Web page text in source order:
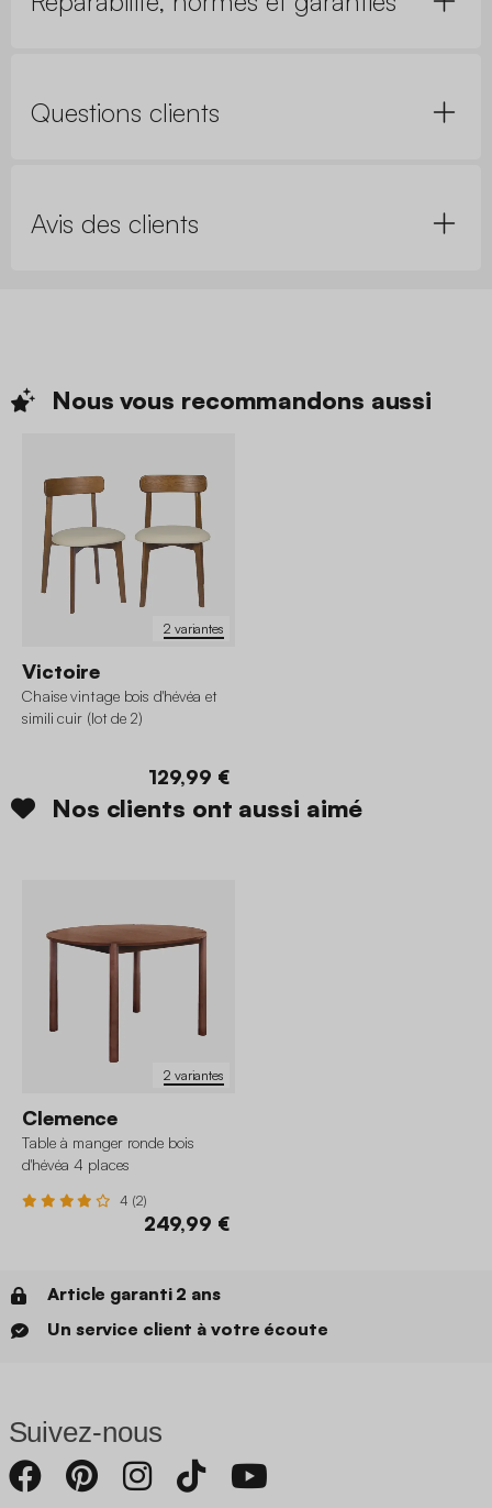
Questions clients
Avis des clients
Nous vous recommandons aussi
2 variantes
Victoire
Chaise vintage bois d'hévéa et
simili cuir (lot de 2)
129,99 €
Nos clients ont aussi aimé
2 variantes
Clemence
Table à manger ronde bois
d'hévéa 4 places
4 (2)
249,99 €
Article garanti 2 ans
Un service client à votre écoute
Suivez-nous